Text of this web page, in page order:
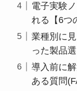
電子実験
れる【6つ
業種別に
った製品
導入前に
ある質問